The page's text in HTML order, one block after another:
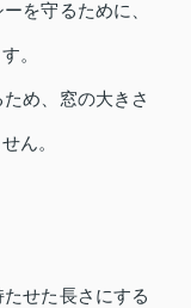
を守るために、
。
め、窓の大きさ
ん。
せた長さにする